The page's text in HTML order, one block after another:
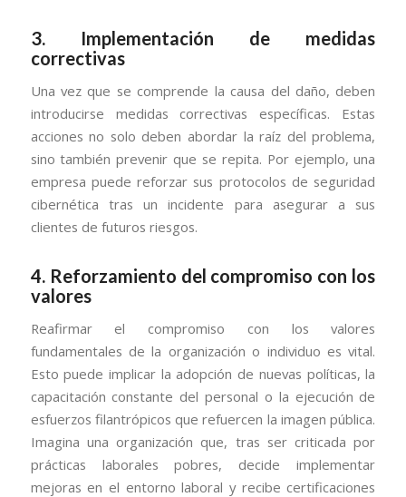
3. Implementación de medidas
correctivas
Una vez que se comprende la causa del daño, deben
introducirse medidas correctivas específicas. Estas
acciones no solo deben abordar la raíz del problema,
sino también prevenir que se repita. Por ejemplo, una
empresa puede reforzar sus protocolos de seguridad
cibernética tras un incidente para asegurar a sus
clientes de futuros riesgos.
4. Reforzamiento del compromiso con los
valores
Reafirmar el compromiso con los valores
fundamentales de la organización o individuo es vital.
Esto puede implicar la adopción de nuevas políticas, la
capacitación constante del personal o la ejecución de
esfuerzos filantrópicos que refuercen la imagen pública.
Imagina una organización que, tras ser criticada por
prácticas laborales pobres, decide implementar
mejoras en el entorno laboral y recibe certificaciones